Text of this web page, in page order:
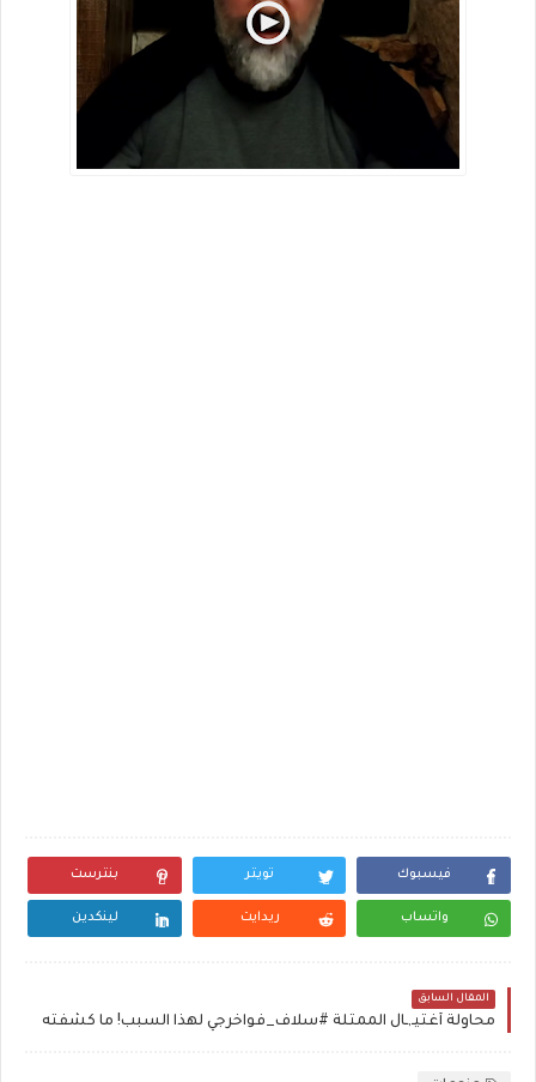
فيسبوك تويتر بنترست
واتساب ريدايت لينكدين
المقال السابق
محاولة أغتيـ,ـال الممثلة #سلاف_فواخرجي لهذا السبب! ما كشفته